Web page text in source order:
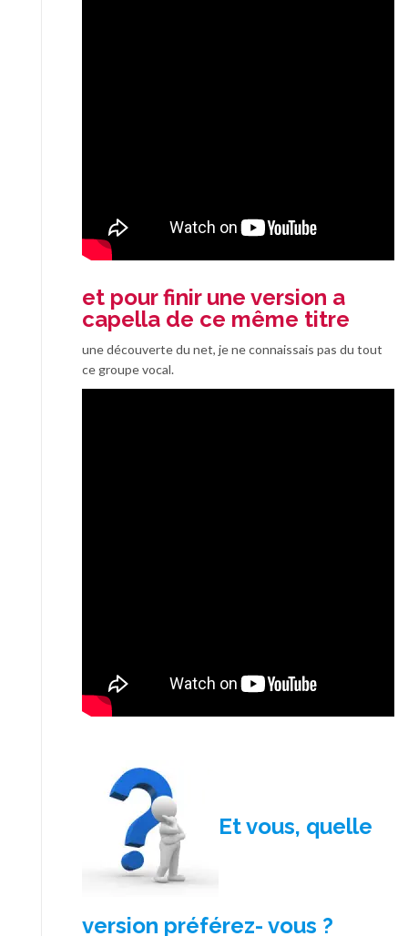
et pour finir une version a
capella de ce même titre
une découverte du net, je ne connaissais pas du tout
ce groupe vocal.
Et vous, quelle
version préférez- vous ?